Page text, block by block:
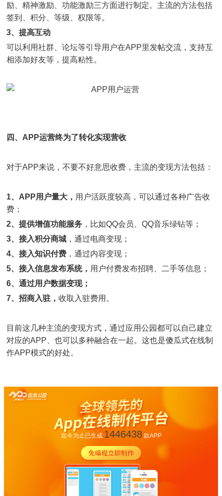
励、精神激励、功能激励三方面进行制定。主流的方法包括
签到、积分、等级、权限等。
3、提高互动
可以利用社群、论坛等引导用户在APP里发帖交流，支持互
相添加好友等，提高粘性。
四、APP运营终为了转化实现营收
对于APP来说，不要不好意思收费，主流的变现方法包括：
1、APP用户量大， 用户活跃度较高，可以通过各种广告收
费；
2、提供增值功能服务 ，比如QQ会员、QQ音乐绿钻等；
3、接入积分商城 ，通过电商变现；
4、接入知识付费 ，通过内容变现；
5、接入信息发布系统， 用户付费发布招聘、二手等信息；
6、通过用户数据变现；
7、招商入驻， 收取入驻费用。
目前这几种主流的变现方式，通过应用公园都可以自己建立
对应的APP、也可以多种融合在一起。这也是傻瓜式在线制
作APP模式的好处。
迄今为止已生成 1446438款APP